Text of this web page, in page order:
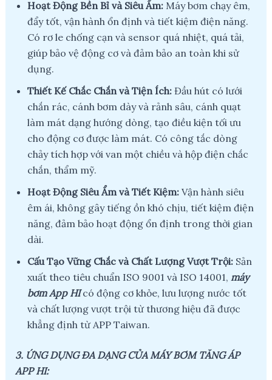
Hoạt Động Bền Bỉ và Siêu Ẩm:Máy bơm chạy êm,
đẩy tốt, vận hành ổn định và tiết kiệm điện năng.
Có rơ le chống cạn và sensor quá nhiệt, quá tải,
giúp bảo vệ động cơ và đảm bảo an toàn khi sử
dụng.
Thiết Kế Chắc Chắn và Tiện Ích:Đầu hút có lưới
chắn rác, cánh bơm dày và rảnh sâu, cánh quạt
làm mát dạng hướng dòng, tạo điều kiện tối ưu
cho động cơ được làm mát. Có công tắc dòng
chảy tích hợp với van một chiều và hộp điện chắc
chắn, thẩm mỹ.
Hoạt Động Siêu Ẩm và Tiết Kiệm:Vận hành siêu
êm ái, không gây tiếng ồn khó chịu, tiết kiệm điện
năng, đảm bảo hoạt động ổn định trong thời gian
dài.
Cấu Tạo Vững Chắc và Chất Lượng Vượt Trội:Sản
xuất theo tiêu chuẩn ISO 9001 và ISO 14001, máy
bơm App HIcó động cơ khỏe, lưu lượng nước tốt
và chất lượng vượt trội từ thương hiệu đã được
khẳng định từ APP Taiwan.
3. ỨNG DỤNG ĐA DẠNG CỦA MÁY BƠM TĂNG ÁP
APP HI: